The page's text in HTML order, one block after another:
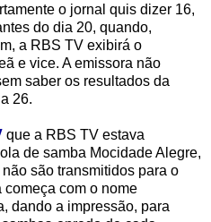
o jornal quis dizer 16,
do dia 20, quando,
a RBS TV exibirá o
e vice. A emissora não
saber os resultados da
26.
que a RBS TV estava
de samba Mocidade Alegre,
são transmitidos para o
começa com o nome
dando a impressão, para